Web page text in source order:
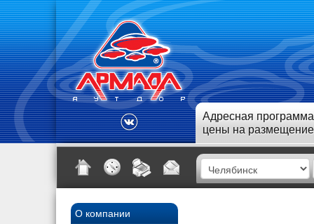
Адресная
цены на размещение
О компании